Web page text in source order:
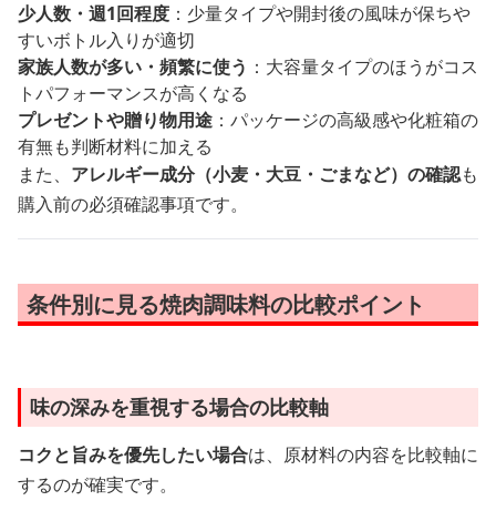
少人数・週1回程度 ：少量タイプや開封後の風味が保ちや
すいボトル入りが適切
家族人数が多い・頻繁に使う ：大容量タイプのほうがコス
トパフォーマンスが高くなる
プレゼントや贈り物用途 ：パッケージの高級感や化粧箱の
有無も判断材料に加える
また、 アレルギー成分（小麦・大豆・ごまなど）の確認も
購入前の必須確認事項です。
条件別に見る焼肉調味料の比較ポイント
味の深みを重視する場合の比較軸
コクと旨みを優先したい場合は、原材料の内容を比較軸に
するのが確実です。